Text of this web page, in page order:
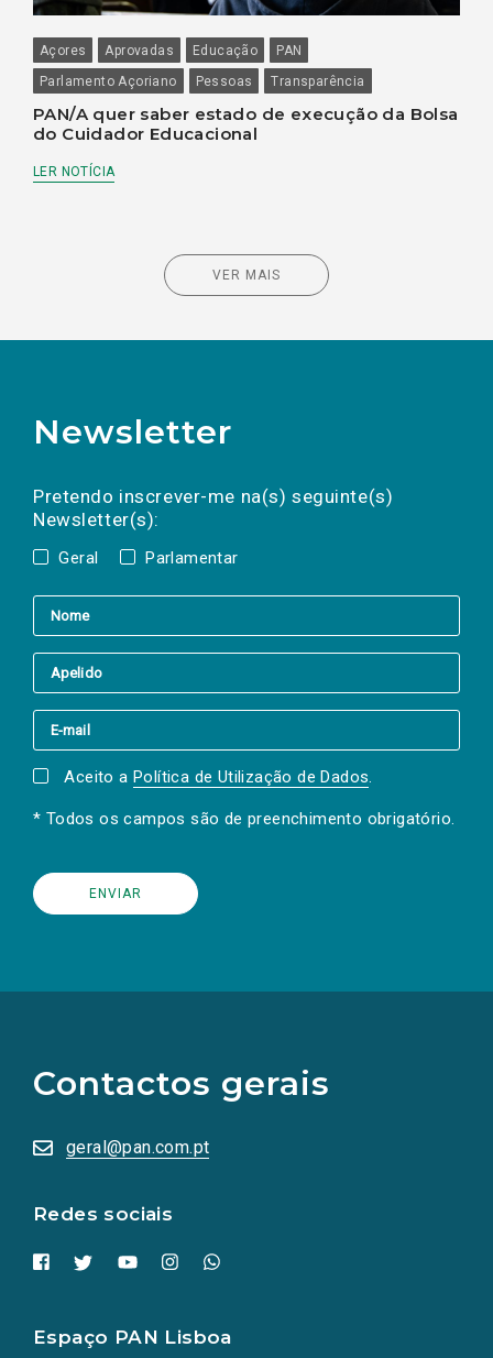
Açores Aprovadas Educação
PAN
Parlamento Açoriano
Pessoas Transparência
PAN/A quer saber estado de execução da Bolsa
do Cuidador Educacional
LER NOTÍCIA
VER MAIS
Newsletter
Pretendo inscrever-me na(s) seguinte(s)
Newsletter(s):
Geral Parlamentar
a(s) newsletter(s).
mail
Aceito a Política de Utilização de Dados.
* Todos os campos são de preenchimento obrigatório.
Contactos gerais
geral@pan.com.pt
Redes sociais
redes
sociais
numa
nova
Espaço PAN Lisboa